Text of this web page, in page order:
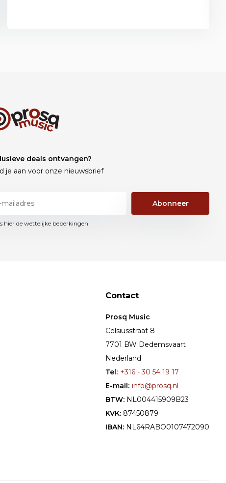
deals ontvangen?
je aan voor onze nieuwsbrief
Abonneer
hier de wettelijke beperkingen
Contact
Prosq Music
Celsiusstraat 8
7701 BW Dedemsvaart
Nederland
Tel: +316 - 30 54 19 17
E-mail: info@prosq.nl
BTW: NL004415909B23
KVK: 87450879
IBAN: NL64RABO0107472090